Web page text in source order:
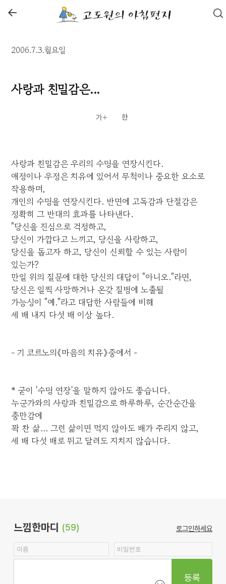
←
2006.7.3.월요일
사랑과 친밀감은...
사랑과 친밀감은 우리의 수명을 연장시킨다.
애정이나 우정은 치유에 있어서 무척이나 중요한 요소로
작용하며,
개인의 수명을 연장시킨다. 반면에 고독감과 단절감은
정확히 그 반대의 효과를 나타낸다.
"당신을 진심으로 걱정하고,
당신이 가깝다고 느끼고, 당신을 사랑하고,
당신을 돕고자 하고, 당신이 신뢰할 수 있는 사람이
있는가?
만일 위의 질문에 대한 당신의 대답이 "아니오."라면,
당신은 일찍 사망하거나 온갖 질병에 노출될
가능성이 "예."라고 대답한 사람들에 비해
세 배 내지 다섯 배 이상 높다.
- 기 코르노의《마음의 치유》중에서 -
* 굳이 '수명 연장'을 말하지 않아도 좋습니다.
누군가와의 사랑과 친밀감으로 하루하루, 순간순간을
충만감에
꽉 찬 삶... 그런 삶이면 먹지 않아도 배가 주리지 않고,
세 배 다섯 배로 뛰고 달려도 지치지 않습니다.
느낌한마디 (59) 로그인하세요
등록